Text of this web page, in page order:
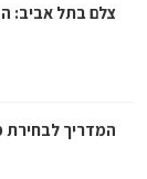
צלם בתל אביב:
המדריך לבחירת